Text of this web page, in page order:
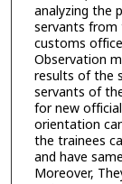
analyzing the
servants
customs
Observation
results of the
servants of
for new
orientation
the trainees
and have
Moreover,